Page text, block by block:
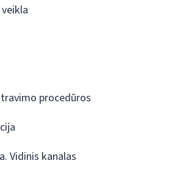
procedūros
Vidinis kanalas